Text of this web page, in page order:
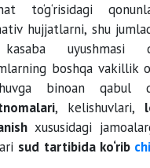
to‘g‘risidagi
hujjatlarni, shu
uyushmasi
boshqa vakillik
binoan qabul
, kelishuvlari,
xususidagi
sud tartibida ko‘rib